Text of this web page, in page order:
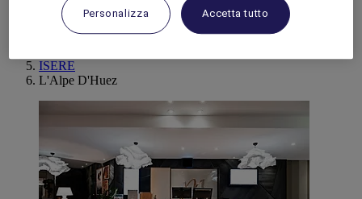
World
Europe
France
ISERE
L'Alpe D'Huez
Personalizza Accetta tutto